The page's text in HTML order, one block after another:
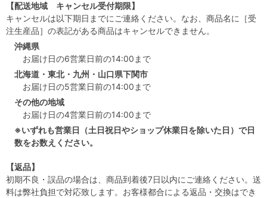
【配送地域 キャンセル受付期限】
キャンセルは以下期日までにご連絡ください。なお、商品名に［受
注生産品］の表記がある商品はキャンセルできません。
沖縄県
お届け日の6営業日前の14:00まで
北海道・東北・九州・山口県下関市
お届け日の5営業日前の14:00まで
その他の地域
お届け日の4営業日前の14:00まで
※いずれも営業日（土日祝日やショップ休業日を除いた日）で日
数をお数えください。
【返品】
初期不良・誤品の場合は、商品到着後7日以内にご連絡ください。送
料は弊社負担で対応致します。お客様都合による返品・交換はでき